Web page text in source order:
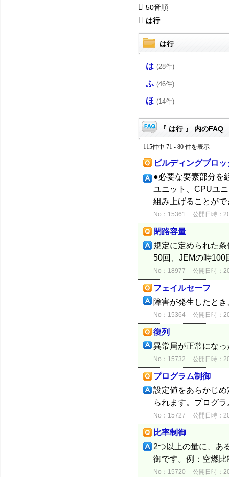
50音順
は行
は行
は (28件)
ふ (46件)
ほ (14件)
『 は行 』 内のFAQ
115件中 71 - 80 件を表示
ビルディングブロッ
●必要な要素部分を
ユニット、CPUユ
組み上げることが
No：15361 公開日時：
閉路容量
規定に定められた
50回、JEMの時100
No：18977 公開日時：
フェイルセーフ
障害が発生したと
No：15364 公開日時：
復列
異常局が正常にな
No：15732 公開日時：
プログラム制御
設定値をあらかじ
られます。プログ
No：15727 公開日時：
比率制御
2つ以上の量に、あ
御です。例：空燃
No：15720 公開日時：